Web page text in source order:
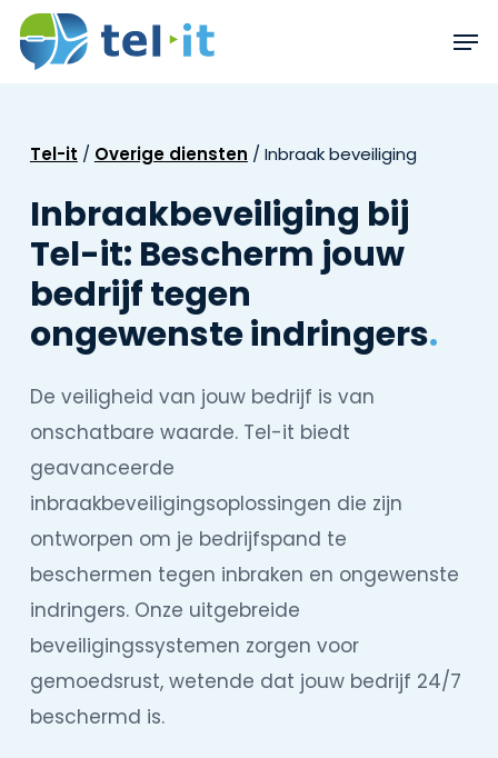
Skip
main
Tel-it / Overige diensten / Inbraak beveiliging
Inbraakbeveiliging bij
Tel-it: Bescherm jouw
bedrijf tegen
ongewenste indringers.
De veiligheid van jouw bedrijf is van
onschatbare waarde. Tel-it biedt
geavanceerde
inbraakbeveiligingsoplossingen die zijn
ontworpen om je bedrijfspand te
beschermen tegen inbraken en ongewenste
indringers. Onze uitgebreide
beveiligingssystemen zorgen voor
gemoedsrust, wetende dat jouw bedrijf 24/7
beschermd is.